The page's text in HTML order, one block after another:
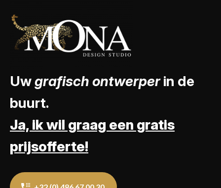
Uwgrafisch ontwerperin de
buurt.
Ja, ik wil graag een gratis
prijsofferte!